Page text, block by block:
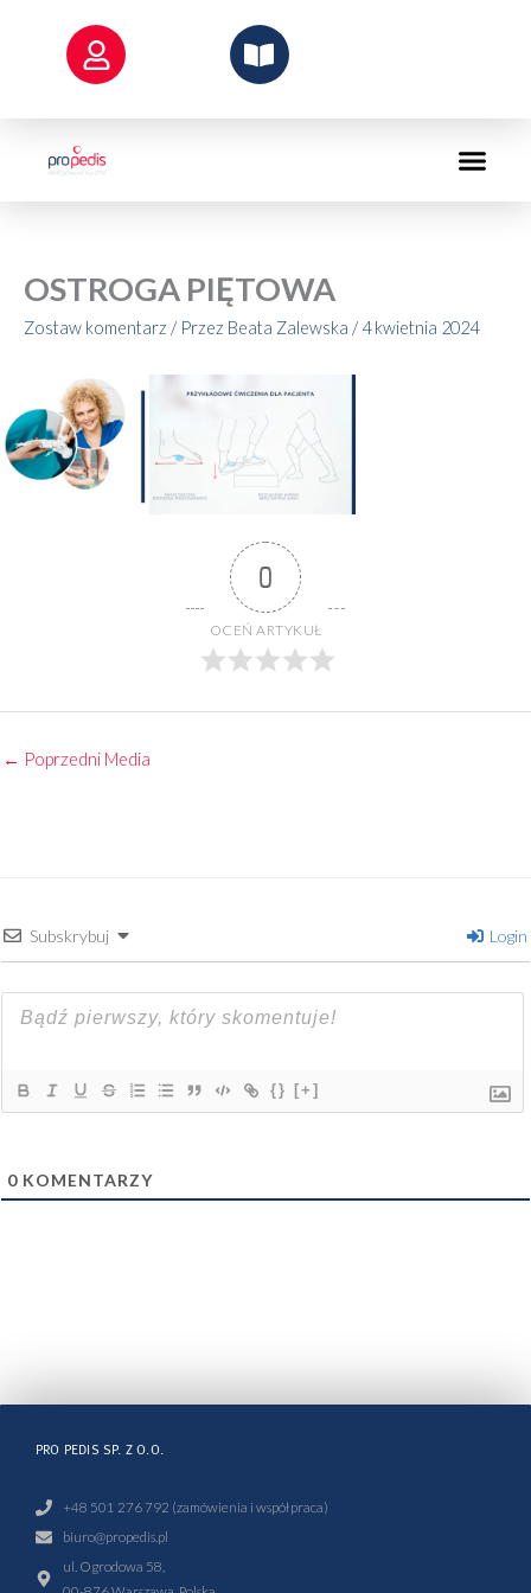
OSTROGA PIĘTOWA
Zostaw komentarz / Przez Beata Zalewska / 4 kwietnia 2024
0
OCEŃ ARTYKUŁ
← Poprzedni Media
Subskrybuj Login
{} [+]
0 KOMENTARZY
PRO PEDIS SP. Z O.O.
+48 501 276 792 (zamówienia i współpraca)
biuro@propedis.pl
ul. Ogrodowa 58,